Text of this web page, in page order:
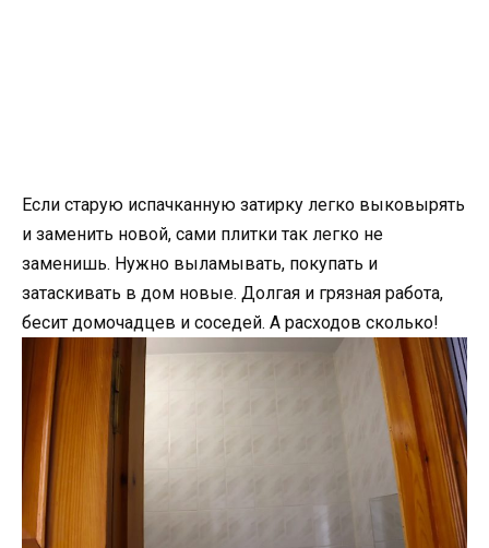
Если старую испачканную затирку легко выковырять
и заменить новой, сами плитки так легко не
заменишь. Нужно выламывать, покупать и
затаскивать в дом новые. Долгая и грязная работа,
бесит домочадцев и соседей. А расходов сколько!